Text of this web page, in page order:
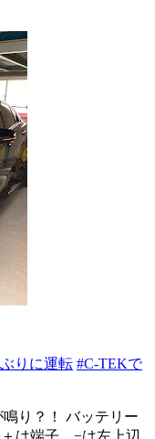
りに運転 #C-TEKで
り？！ バッテリー
は端子、−は左上辺